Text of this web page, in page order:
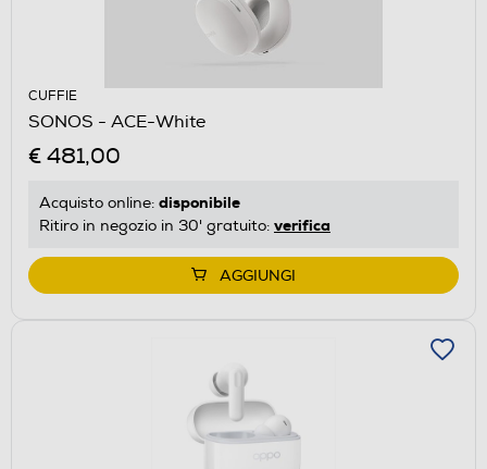
CUFFIE
SONOS - ACE-White
€ 481,00
Acquisto online: disponibile
Ritiro in negozio in 30' gratuito: verifica
AGGIUNGI